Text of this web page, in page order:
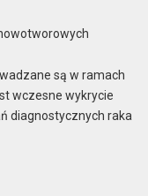
są w ramach
wczesne wykrycie
diagnostycznych raka